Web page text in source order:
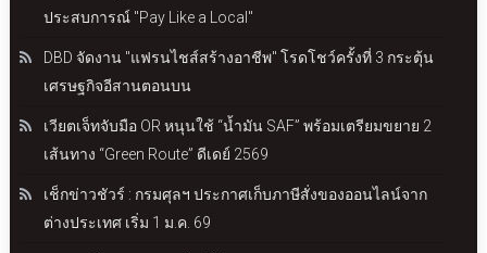
ประสบการณ์ "Pay Like a Local"
DBD จัดงาน "แฟรนไชส์สร้างอาชีพ" โรดโชว์ครั้งที่ 3 กระตุ้น
เศรษฐกิจอีสานตอนบน
เวียตเจ็ทจับมือ OR หนุนใช้ “น้ำมัน SAF” พร้อมเตรียมขยาย 2
เส้นทาง “Green Route” ดีเดย์ 2569
เช็กข่าวชัวร์ : กรมศุลฯ ประกาศเก็บภาษีสั่งของออนไลน์จาก
ต่างประเทศ เริ่ม 1 ม.ค. 69